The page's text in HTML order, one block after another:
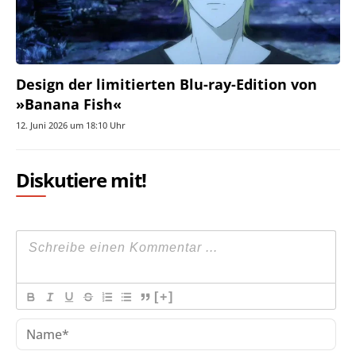
Design der limitierten Blu-ray-Edition von
»Banana Fish«
12. Juni 2026 um 18:10 Uhr
Diskutiere mit!
[+]